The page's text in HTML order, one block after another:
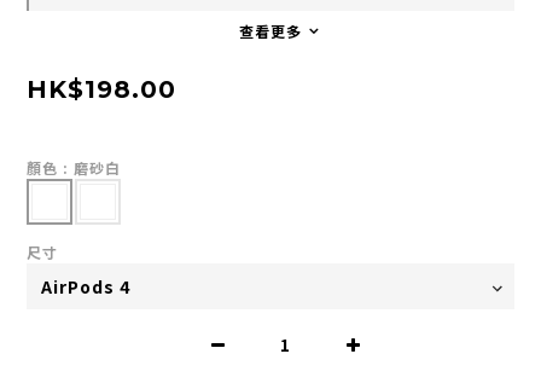
查看更多
HK$198.00
顏色 : 磨砂白
尺寸